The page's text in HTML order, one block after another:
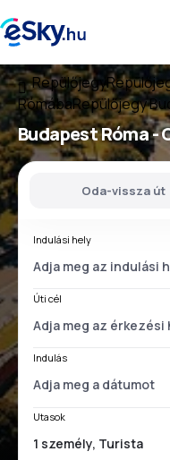
Repülőjegy
RómábaRepülőjegy
Budapest Róma-
Oda-vissza út
Indulási hely
Úti cél
Indulás
Utasok